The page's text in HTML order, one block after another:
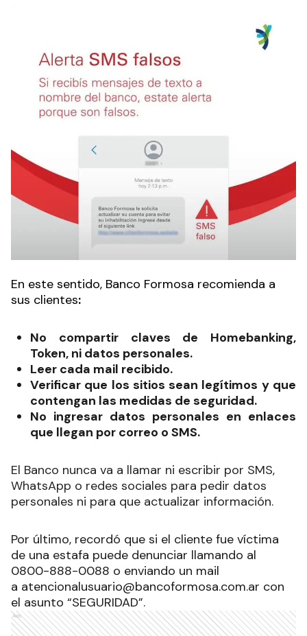
En este sentido, Banco Formosa recomienda a
sus clientes:
No compartir claves de Homebanking,
Token, ni datos personales.
Leer cada mail recibido.
Verificar que los sitios sean legítimos y que
contengan las medidas de seguridad.
No ingresar datos personales en enlaces
que llegan por correo o SMS.
El Banco nunca va a llamar ni escribir por SMS,
WhatsApp o redes sociales para pedir datos
personales ni para que actualizar información.
Por último, recordó que si el cliente fue víctima
de una estafa puede denunciar llamando al
0800-888-0088 o enviando un mail
a atencionalusuario@bancoformosa.com.ar con
el asunto “SEGURIDAD”.
Ads